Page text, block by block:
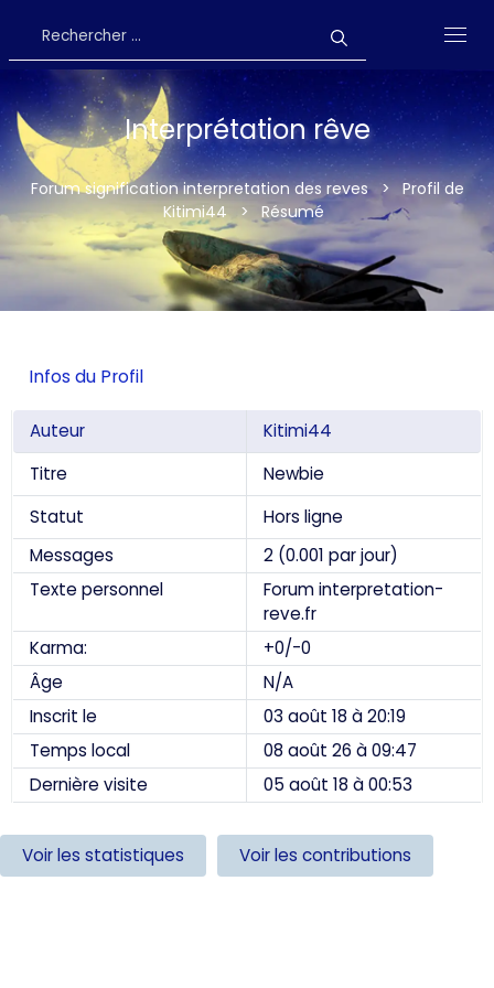
Interprétation rêve
Forum signification interpretation des reves> Profil de
Kitimi44 > Résumé
Infos du Profil
Auteur
Kitimi44
Titre
Newbie
Statut
Hors ligne
Messages
2 (0.001 par jour)
Texte personnel
Forum interpretation-
reve.fr
Karma:
+0/-0
Âge
N/A
Inscrit le
03 août 18 à 20:19
Temps local
08 août 26 à 09:47
Dernière visite
05 août 18 à 00:53
Voir les statistiques Voir les contributions